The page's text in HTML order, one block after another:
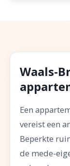
Waals-
Een
vereist een
Beperkte
de mede-